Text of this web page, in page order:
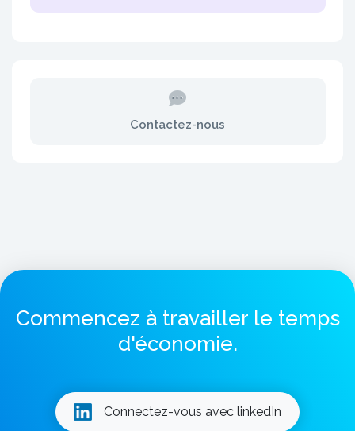
Contactez-nous
Commencez à travailler le temps
d'économie.
Connectez-vous avec linkedIn